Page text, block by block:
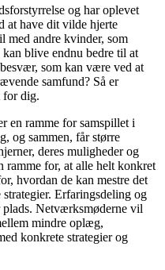
og har oplevet
at have dit vilde hjerte
med andre kvinder, som
blive endnu bedre til at
som kan være ved at
samfund? Så er
for dig.
en ramme for samspillet i
og sammen, får større
deres muligheder og
ramme for, at alle helt konkret
hvordan de kan mestre det
Erfaringsdeling og
Netværksmøderne vil
mindre oplæg,
konkrete strategier og